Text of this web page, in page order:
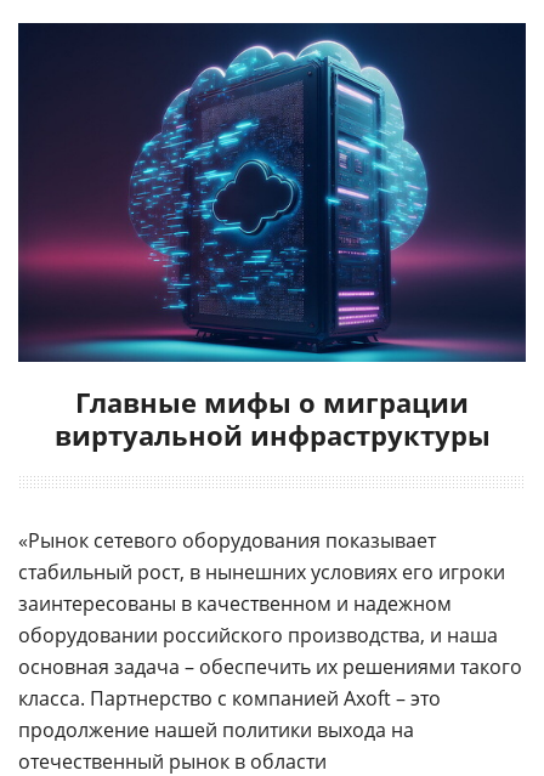
Главные мифы о миграции
виртуальной инфраструктуры
«Рынок сетевого оборудования показывает
стабильный рост, в нынешних условиях его игроки
заинтересованы в качественном и надежном
оборудовании российского производства, и наша
основная задача – обеспечить их решениями такого
класса. Партнерство с компанией Axoft – это
продолжение нашей политики выхода на
отечественный рынок в области